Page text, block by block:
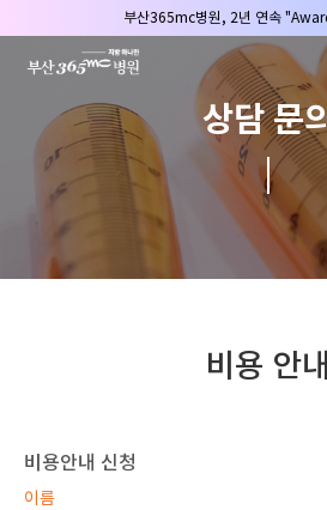
부산365mc병원, 2년 연속
2025 "부산365mc 보건복지부
부산365mc병원, 8/15(토) 광복
부산365mc병원, 2년 연속
2025 "부산365mc 보건복지부
상담 문
비용 안내
비용안내 신청
이름